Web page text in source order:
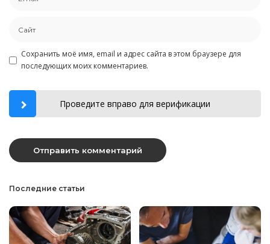
Сохранить моё имя, email и адрес сайта в этом браузере для
последующих моих комментариев.
Проведите вправо для верификации
Последние статьи